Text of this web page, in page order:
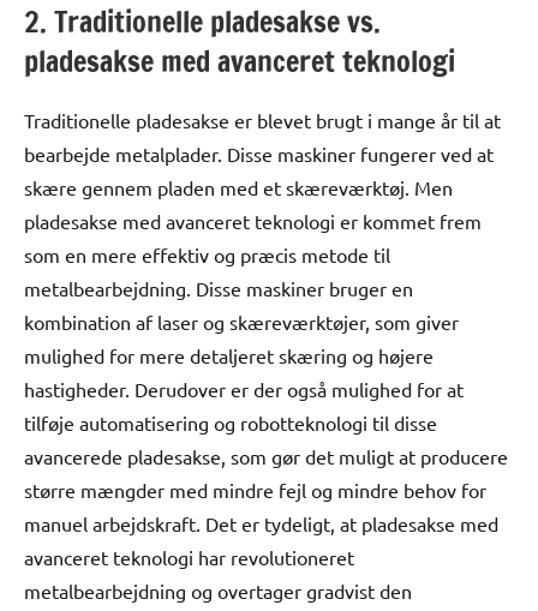
2. Traditionelle pladesakse vs.
pladesakse med avanceret teknologi
Traditionelle pladesakse er blevet brugt i mange år til at
bearbejde metalplader. Disse maskiner fungerer ved at
skære gennem pladen med et skæreværktøj. Men
pladesakse med avanceret teknologi er kommet frem
som en mere effektiv og præcis metode til
metalbearbejdning. Disse maskiner bruger en
kombination af laser og skæreværktøjer, som giver
mulighed for mere detaljeret skæring og højere
hastigheder. Derudover er der også mulighed for at
tilføje automatisering og robotteknologi til disse
avancerede pladesakse, som gør det muligt at producere
større mængder med mindre fejl og mindre behov for
manuel arbejdskraft. Det er tydeligt, at pladesakse med
avanceret teknologi har revolutioneret
metalbearbejdning og overtager gradvist den